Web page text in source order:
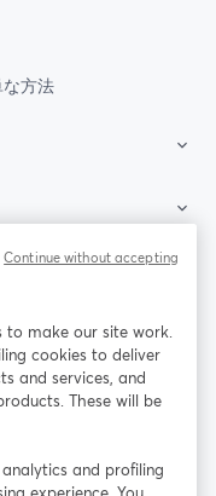
方法
く
YouTube
to make our site work.
cookies to deliver
and services, and
These will be
and profiling
Continue without accepting